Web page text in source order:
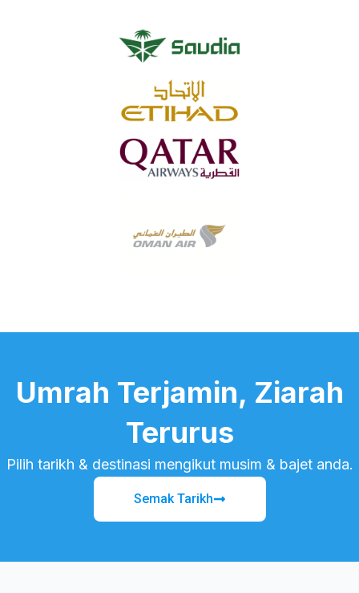
Umrah Terjamin, Ziarah
Terurus
Pilih tarikh & destinasi mengikut musim & bajet anda.
Semak Tarikh